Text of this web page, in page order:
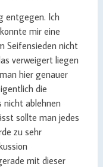
entgegen. Ich
mir eine
Seifensieden nicht
verweigert liegen
hier genauer
die
nicht ablehnen
sollte man jedes
zu sehr
mit dieser